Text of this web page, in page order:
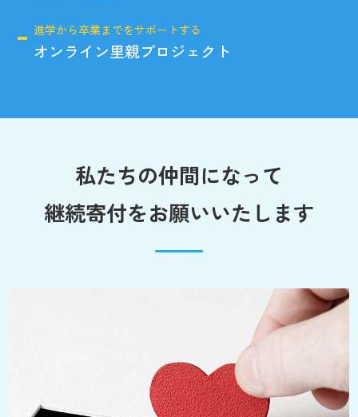
進学から卒業までをサポートする
オンライン里親プロジェクト
私たちの仲間になって
継続寄付をお願いいたします